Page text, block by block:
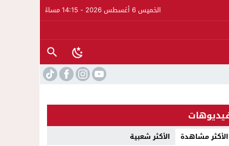
الخميس 6 أغسطس 2026 - 14:15 مساءً
الأكثر مشاهدة الأكثر شعبية